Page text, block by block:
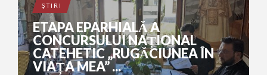
ŞTIRI
ETAPA EPARHIALĂ A
CONCURSULUI NAȚIONAL
CATEHETIC „RUGĂCIUNEA ÎN
VIAȚA MEA” ...